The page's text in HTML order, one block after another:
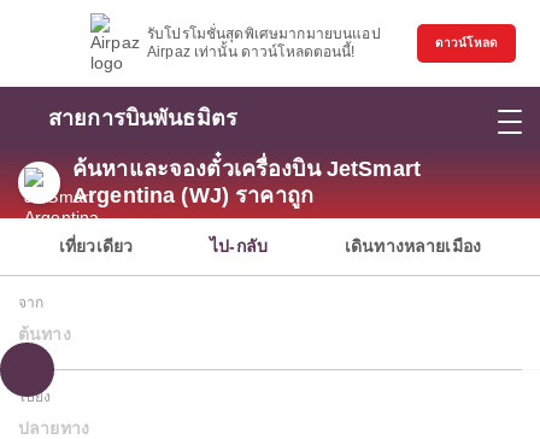
รับโปรโมชั่นสุดพิเศษมากมายบนแอป
Airpaz เท่านั้น ดาวน์โหลดตอนนี้!
ดาวน์โหลด
สายการบินพันธมิตร
ค้นหาและจองตั๋วเครื่องบิน JetSmart
Argentina (WJ) ราคาถูก
เที่ยวเดียว ไป-กลับ เดินทางหลายเมือง
จาก
ต้นทาง
ไปยัง
ปลายทาง